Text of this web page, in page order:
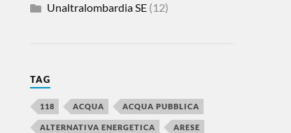
Unaltralombardia SE(12)
TAG
118 ACQUA ACQUA PUBBLICA
ALTERNATIVA ENERGETICA ARESE